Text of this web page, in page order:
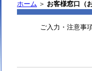
ホーム ＞ お客様窓口（
ご入力・注意事